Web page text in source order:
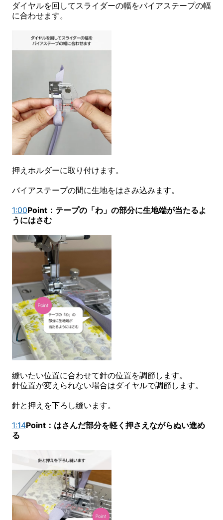
ダイヤルを回してスライダーの幅をバイアステープの幅
に合わせます。
押えホルダーに取り付けます。
バイアステープの間に生地をはさみ込みます。
1:00Point：テープの「わ」の部分に生地端が当たるよ
うにはさむ
縫いたい位置に合わせて針の位置を調節します。
針位置が変えられない場合はダイヤルで調節します。
針と押えを下ろし縫います。
1:14Point：はさんだ部分を軽く押さえながらぬい進め
る